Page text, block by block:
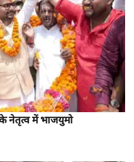
नेतृत्व में भाजयुमो